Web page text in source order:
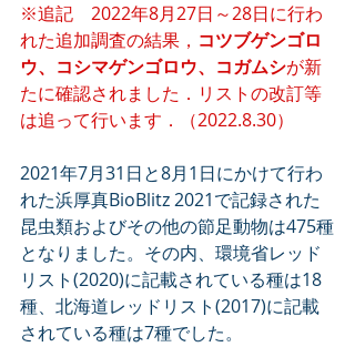
※追記　2022年8月27日～28日に行わ
れた追加調査の結果， コツブゲンゴロ
ウ、コシマゲンゴロウ、コガムシが新
たに確認されました．リストの改訂等
は追って行います．（2022.8.30）
2021年7月31日と8月1日にかけて行わ
れた浜厚真BioBlitz 2021で記録された
昆虫類およびその他の節足動物は475種
となりました。その内、環境省レッド
リスト(2020)に記載されている種は18
種、北海道レッドリスト(2017)に記載
されている種は7種でした。